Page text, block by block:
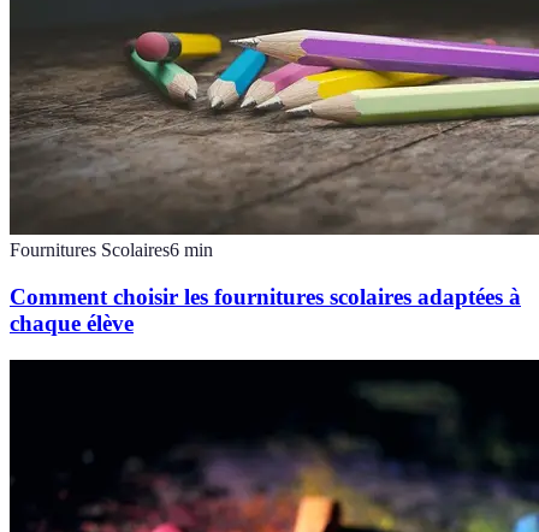
Fournitures Scolaires6 min
Comment choisir les fournitures scolaires adaptées à
chaque élève